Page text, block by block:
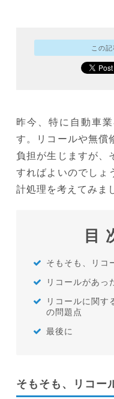
この記
昨今、特に自動車
す。リコールや無償
負担が生じますが、
すればよいのでしょ
計処理を考えてみま
目
そもそも、リコ
リコールがあっ
リコールに関す
の問題点
最後に
そもそも、リコー